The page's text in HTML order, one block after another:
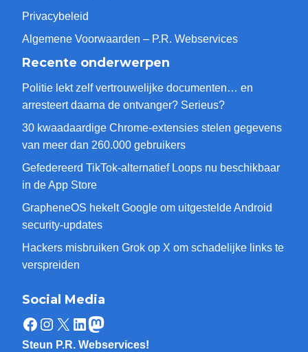
Privacybeleid
Algemene Voorwaarden – P.R. Webservices
Recente onderwerpen
Politie lekt zelf vertrouwelijke documenten… en
arresteert daarna de ontvanger? Serieus?
30 kwaadaardige Chrome-extensies stelen gegevens
van meer dan 260.000 gebruikers
Gefedereerd TikTok-alternatief Loops nu beschikbaar
in de App Store
GrapheneOS hekelt Google om uitgestelde Android
security-updates
Hackers misbruiken Grok op X om schadelijke links te
verspreiden
Social Media
Facebook
Instagram
X LinkedIn
Mastodon
Steun P.R. Webservices!